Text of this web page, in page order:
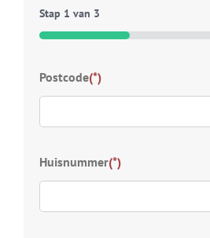
Stap 1 van 3
33%
Postcode(*)
Huisnummer(*)